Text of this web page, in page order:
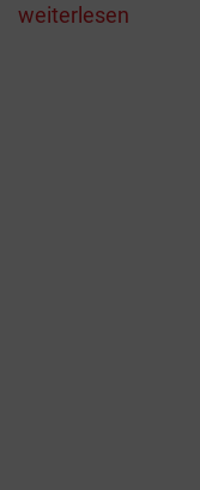
weiterlesen